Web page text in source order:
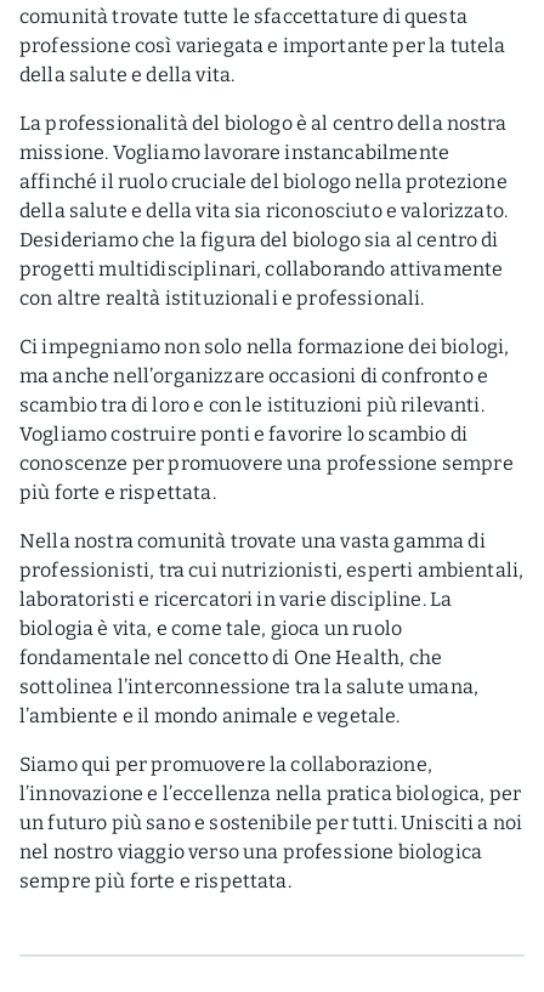
comunità trovate tutte le sfaccettature di questa
professione così variegata e importante per la tutela
della salute e della vita.
La professionalità del biologo è al centro della nostra
missione. Vogliamo lavorare instancabilmente
affinché il ruolo cruciale del biologo nella protezione
della salute e della vita sia riconosciuto e valorizzato.
Desideriamo che la figura del biologo sia al centro di
progetti multidisciplinari, collaborando attivamente
con altre realtà istituzionali e professionali.
Ci impegniamo non solo nella formazione dei biologi,
ma anche nell’organizzare occasioni di confronto e
scambio tra di loro e con le istituzioni più rilevanti.
Vogliamo costruire ponti e favorire lo scambio di
conoscenze per promuovere una professione sempre
più forte e rispettata.
Nella nostra comunità trovate una vasta gamma di
professionisti, tra cui nutrizionisti, esperti ambientali,
laboratoristi e ricercatori in varie discipline. La
biologia è vita, e come tale, gioca un ruolo
fondamentale nel concetto di One Health, che
sottolinea l’interconnessione tra la salute umana,
l’ambiente e il mondo animale e vegetale.
Siamo qui per promuovere la collaborazione,
l’innovazione e l’eccellenza nella pratica biologica, per
un futuro più sano e sostenibile per tutti. Unisciti a noi
nel nostro viaggio verso una professione biologica
sempre più forte e rispettata.